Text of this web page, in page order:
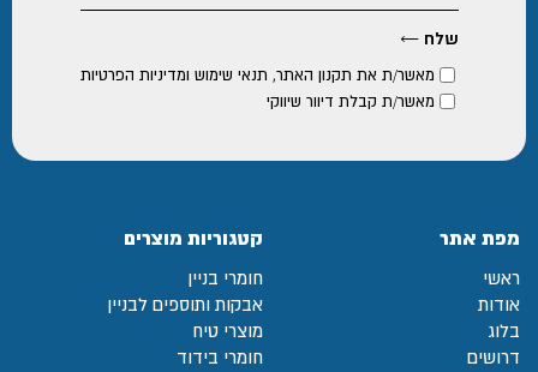
מאשר/ת את תקנון האתר, תנאי שימוש ומדיניות הפרטיות
מאשר/ת קבלת דיוור שיווקי
מפת אתר
ראשי
אודות
בלוג
דרושים
קטגוריות מוצרים
חומרי בניין
אבקות ותוספים לבניין
מוצרי טיח
חומרי בידוד